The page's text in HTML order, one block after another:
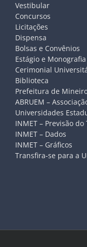
Vestibular
Concursos
Licitações
Dispensa
Bolsas e Convênios
Estágio e Monografia
Cerimonial
Biblioteca
Prefeitura de
ABRUEM –
Universidades
INMET – Previsão do
INMET – Dados
INMET – Gráficos
Transfira-se para a